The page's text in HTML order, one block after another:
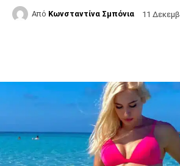
Από Κωνσταντίνα Σμπόνια 11